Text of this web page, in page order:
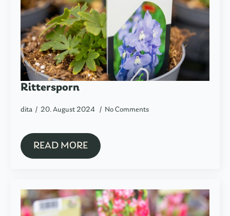
Rittersporn
dita 20. August 2024 No Comments
READ MORE